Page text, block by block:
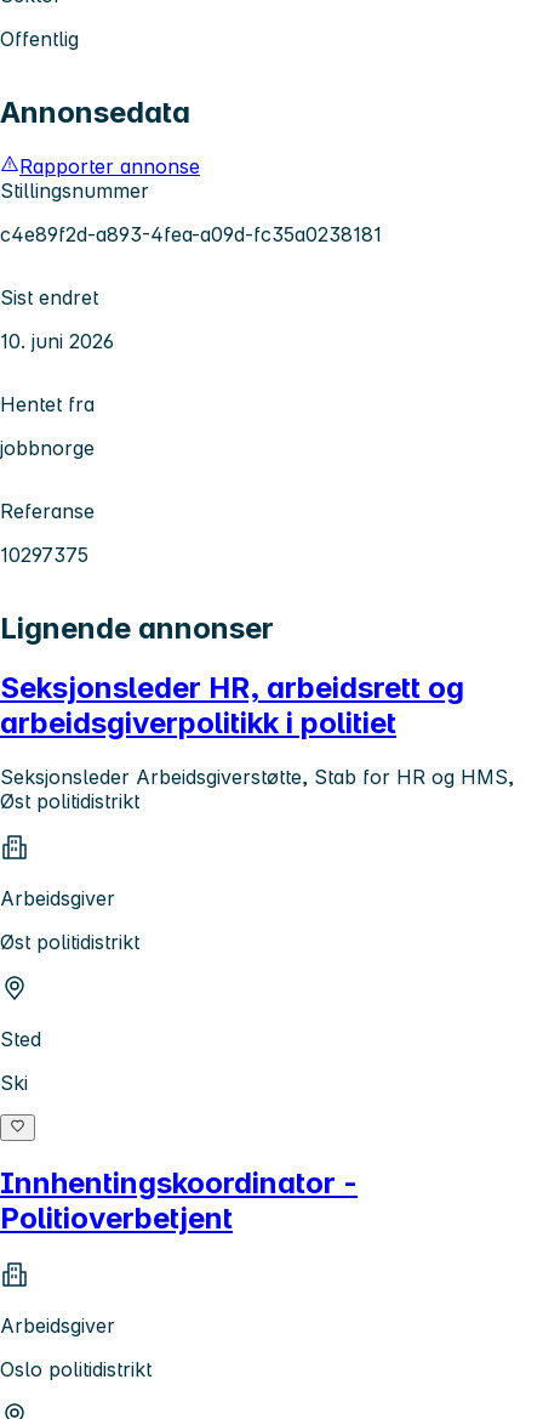
Offentlig
Annonsedata
Rapporter annonse
Stillingsnummer
c4e89f2d-a893-4fea-a09d-fc35a0238181
Sist endret
10. juni 2026
Hentet fra
jobbnorge
Referanse
10297375
Lignende annonser
Seksjonsleder HR, arbeidsrett og
arbeidsgiverpolitikk i politiet
Seksjonsleder Arbeidsgiverstøtte, Stab for HR og HMS,
Øst politidistrikt
Arbeidsgiver
Øst politidistrikt
Sted
Ski
Innhentingskoordinator -
Politioverbetjent
Arbeidsgiver
Oslo politidistrikt